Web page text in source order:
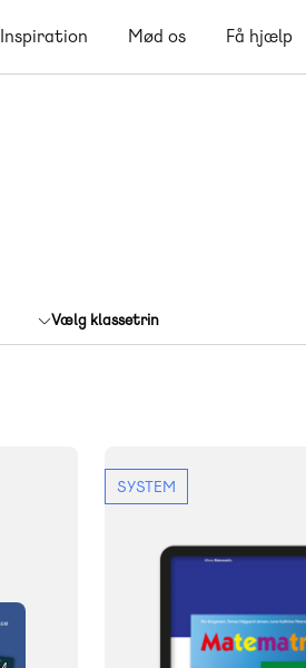
Inspiration Mød os Få hjælp
Vælg klassetrin
SYSTEM